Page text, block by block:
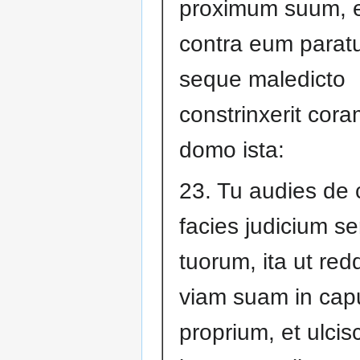
proximum suum,
contra eum
seque maledicto
constrinxerit
domo ista:
23. Tu audies
facies judicium
tuorum, ita ut
viam suam in
proprium, et